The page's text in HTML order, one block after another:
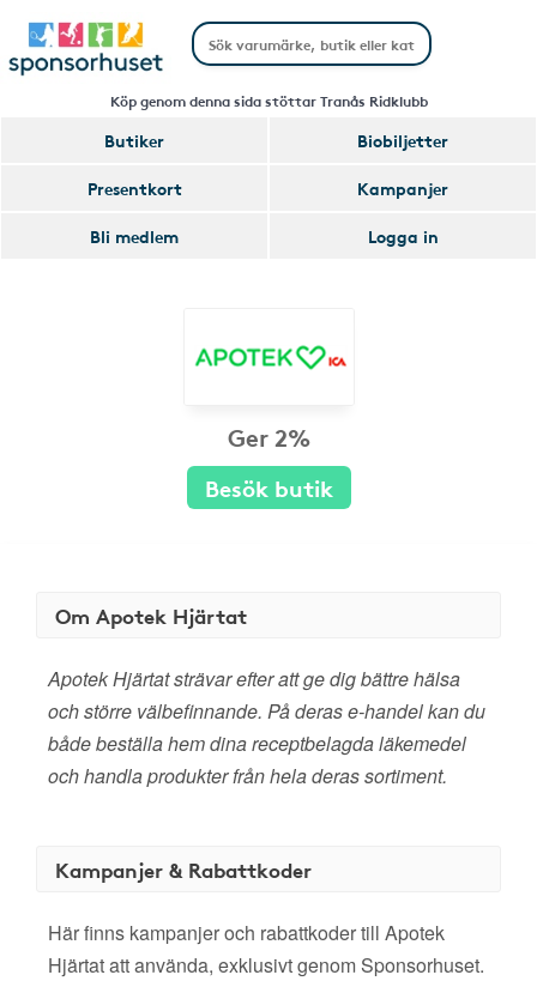
Köp genom denna sida stöttar Tranås Ridklubb
Butiker
Biobiljetter
Presentkort
Kampanjer
Bli medlem
Logga in
Ger 2%
Besök butik
Om Apotek Hjärtat
Apotek Hjärtat strävar efter att ge dig bättre hälsa
och större välbefinnande. På deras e-handel kan du
både beställa hem dina receptbelagda läkemedel
och handla produkter från hela deras sortiment.
Kampanjer & Rabattkoder
Här finns kampanjer och rabattkoder till Apotek
Hjärtat att använda, exklusivt genom Sponsorhuset.